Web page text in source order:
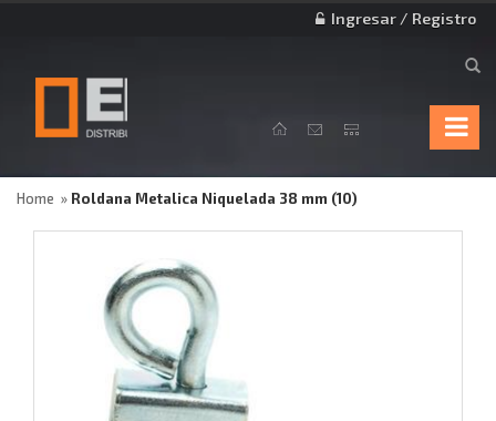
Ingresar / Registro
Home Roldana Metalica Niquelada 38 mm (10)